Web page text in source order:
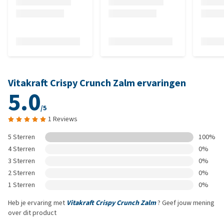
Vitakraft Crispy Crunch Zalm ervaringen
5.0/5
1 Reviews
5 Sterren
100%
4 Sterren
0%
3 Sterren
0%
2 Sterren
0%
1 Sterren
0%
Heb je ervaring met Vitakraft Crispy Crunch Zalm? Geef jouw mening
over dit product